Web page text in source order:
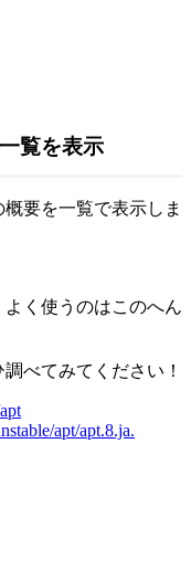
覧を表示
要を一覧で表示しま
く使うのはこのへん
べてみてください！
apt/apt.8.ja.